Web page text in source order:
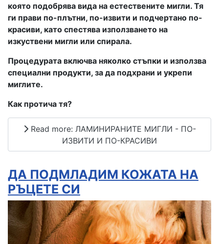
която подобрява вида на естествените мигли. Тя
ги прави по-плътни, по-извити и подчертано по-
красиви, като спестява използването на
изкуствени мигли или спирала.
Процедурата включва няколко стъпки и използва
специални продукти, за да подхрани и укрепи
миглите.
Как протича тя?
Read more: ЛАМИНИРАНИТЕ МИГЛИ - ПО-
ИЗВИТИ И ПО-КРАСИВИ
ДА ПОДМЛАДИМ КОЖАТА НА
РЪЦЕТЕ СИ